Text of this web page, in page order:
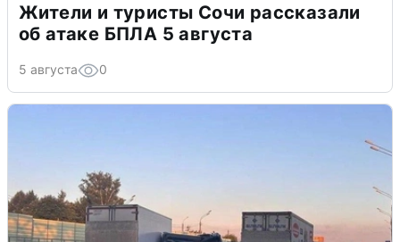
Жители и туристы Сочи рассказали
об атаке БПЛА 5 августа
5 августа 0